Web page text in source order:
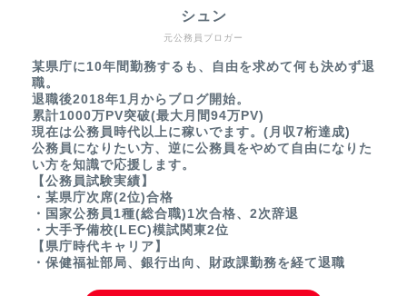
元公務員ブロガー
シュン
某県庁に10年間勤務するも、自由を求めて何も決めず退
職。
退職後2018年1月からブログ開始。
累計1000万PV突破(最大月間94万PV)
現在は公務員時代以上に稼いでます。(月収7桁達成)
公務員になりたい方、逆に公務員をやめて自由になりた
い方を知識で応援します。
【公務員試験実績】
・某県庁次席(2位)合格
・国家公務員1種(総合職)1次合格、2次辞退
・大手予備校(LEC)模試関東2位
【県庁時代キャリア】
・保健福祉部局、銀行出向、財政課勤務を経て退職